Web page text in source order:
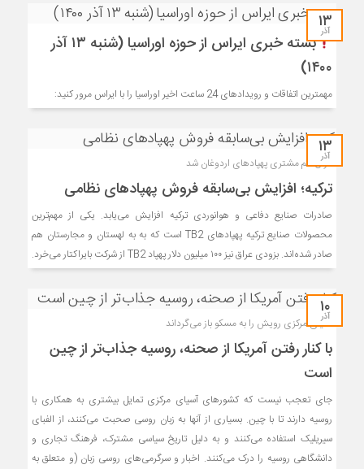
۱۳
آذر
بسته خبری ایراس از حوزه اوراسیا (شنبه ۱۳ آذر
۱۴۰۰)
مهمترین اتفاقات و رویدادهای 24 ساعت اخیر اوراسیا را با ایراس مرور کنید:
۱۳
آذر
عراق هم مشتری پهپادهای اردوغان شد
ترکیه؛ افزایش بی‌سابقه فروش پهپادهای نظامی
صادرات صنایع دفاعی و هوانوردی ترکیه افزایش می‌یابد. یکی از مهم‌ترین
محصولات صنایع ترکیه پهپادهای TB2 است که به به لهستان و مجارستان هم
صادر شده‌اند. بزودی عراق نیز ۱۰۰ میلیون دلار پهپاد TB2 از شرکت بایراکتار می‌خرد.
۱۰
آذر
آسیای مرکزی رویش را به مسکو باز می‌گرداند
با کنار رفتن آمریکا از صحنه، روسیه جذاب‌تر از چین
است
جای تعجب نیست که کشورهای آسیای مرکزی تمایل بیشتری به همکاری با
روسیه دارند تا با چین. بسیاری از آنها به زبان روسی صحبت می‌کنند، از الفبای
سیریلیک استفاده می‌کنند و به دلیل تاریخ سیاسی مشترک، فرهنگ تجاری و
دانشگاهی روسیه را درک می‌کنند. اخبار و سرگرمی‌های روسی زبان (و متعلق به